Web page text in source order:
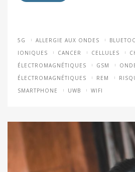
5G ALLERGIE AUX ONDES
IONIQUES
CANCER CELLULES
ÉLECTROMAGNÉTIQUES
GSM
ÉLECTROMAGNÉTIQUES
REM
SMARTPHONE
UWB WIFI